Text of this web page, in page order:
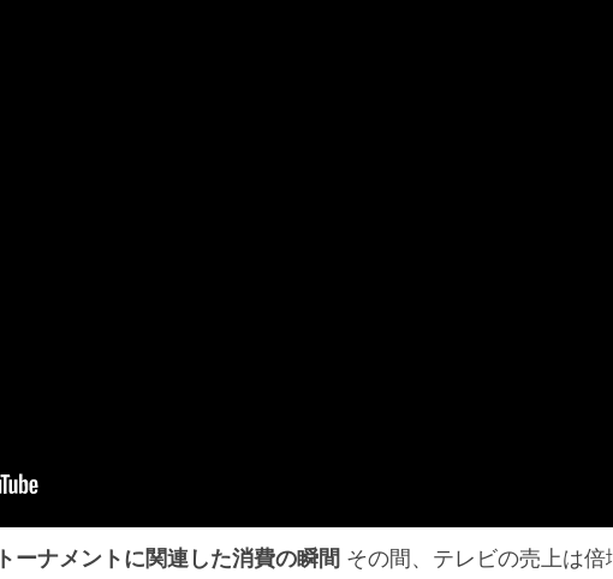
トーナメントに関連した消費の瞬間 その間、テレビの売上は倍